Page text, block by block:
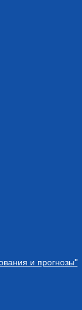
и прогнозы"